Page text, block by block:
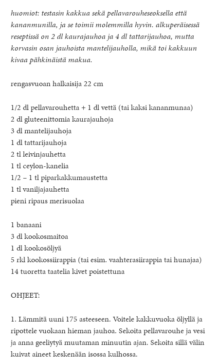
huomiot: testasin kakkua sekä pellavarouheseoksella että
kananmunilla, ja se toimii molemmilla hyvin. alkuperäisessä
reseptissä on 2 dl kaurajauhoa ja 4 dl tattarijauhoa, mutta
korvasin osan jauhoista mantelijauholla, mikä toi kakkuun
kivaa pähkinäistä makua.
rengasvuoan halkaisija 22 cm
1/2 dl pellavarouhetta + 1 dl vettä (tai kaksi kananmunaa)
2 dl gluteenittomia kaurajauhoja
3 dl mantelijauhoja
1 dl tattarijauhoja
2 tl leivinjauhetta
1 tl ceylon-kanelia
1/2 – 1 tl piparkakkumaustetta
1 tl vaniljajauhetta
pieni ripaus merisuolaa
1 banaani
3 dl kookosmaitoa
1 dl kookosöljyä
5 rkl kookossiirappia (tai esim. vaahterasiirappia tai hunajaa)
14 tuoretta taatelia kivet poistettuna
OHJEET:
1. Lämmitä uuni 175 asteeseen. Voitele kakkuvuoka öljyllä ja
ripottele vuokaan hieman jauhoa. Sekoita pellavarouhe ja vesi
ja anna geeliytyä muutaman minuutin ajan. Sekoita sillä välin
kuivat aineet keskenään isossa kulhossa.